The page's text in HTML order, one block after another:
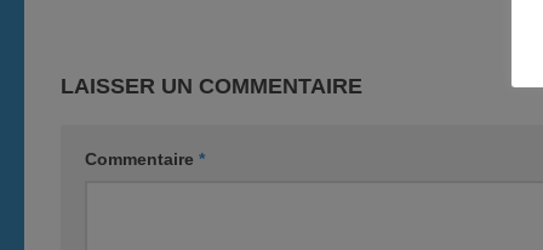
LAISSER UN COMMENTAIRE
Commentaire *